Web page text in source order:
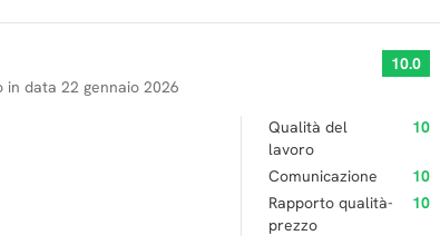
in data 22 gennaio 2026
10.0
Qualità del
lavoro
10
Comunicazione
10
Rapporto qualità-
prezzo
10